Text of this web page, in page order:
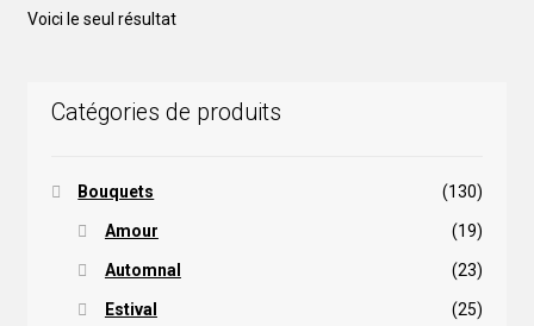
Voici le seul résultat
Catégories de produits
Bouquets (130)
Amour (19)
Automnal (23)
Estival (25)